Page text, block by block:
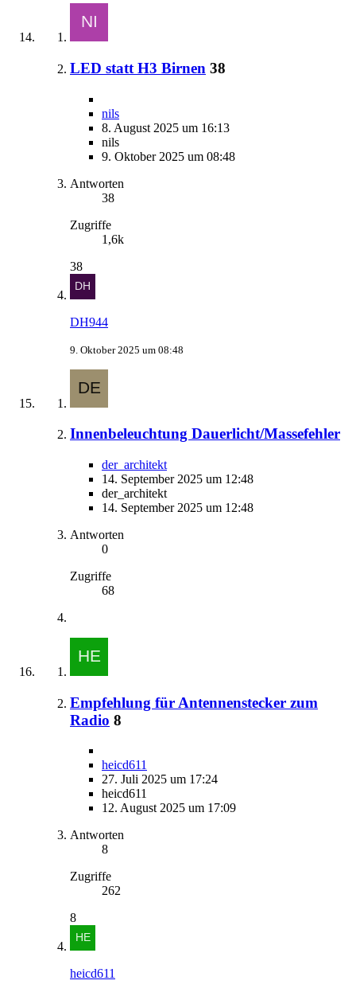
LED statt H3 Birnen 38
nils
8. August 2025 um 16:13
nils
9. Oktober 2025 um 08:48
Antworten
38
Zugriffe
1,6k
38
DH944
9. Oktober 2025 um 08:48
Innenbeleuchtung Dauerlicht/Massefehler
der_architekt
14. September 2025 um 12:48
der_architekt
14. September 2025 um 12:48
Antworten
0
Zugriffe
68
Empfehlung für Antennenstecker zum
Radio 8
heicd611
27. Juli 2025 um 17:24
heicd611
12. August 2025 um 17:09
Antworten
8
Zugriffe
262
8
heicd611